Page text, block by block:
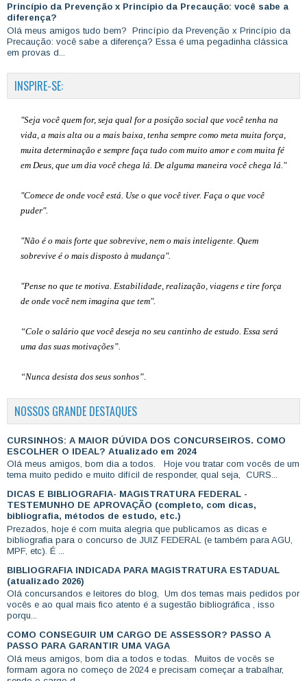
Princípio da Prevenção x Princípio da Precaução: você sabe a
diferença?
Olá meus amigos tudo bem? Princípio da Prevenção x Princípio da
Precaução: você sabe a diferença? Essa é uma pegadinha clássica
em provas d...
INSPIRE-SE:
"Seja você quem for, seja qual for a posição social que você tenha na
vida, a mais alta ou a mais baixa, tenha sempre como meta muita força,
muita determinação e sempre faça tudo com muito amor e com muita fé
em Deus, que um dia você chega lá. De alguma maneira você chega lá."
"Comece de onde você está. Use o que você tiver. Faça o que você
puder".
"Não é o mais forte que sobrevive, nem o mais inteligente. Quem
sobrevive é o mais disposto à mudança".
"Pense no que te motiva. Estabilidade, realização, viagens e tire força
de onde você nem imagina que tem".
“Cole o salário que você deseja no seu cantinho de estudo. Essa será
uma das suas motivações”
“Nunca desista dos seus sonhos”.
NOSSOS GRANDE DESTAQUES
CURSINHOS: A MAIOR DÚVIDA DOS CONCURSEIROS. COMO
ESCOLHER O IDEAL? Atualizado em 2024
Olá meus amigos, bom dia a todos. Hoje vou tratar com vocês de um
tema muito pedido e muito difícil de responder, qual seja, CURS...
DICAS E BIBLIOGRAFIA- MAGISTRATURA FEDERAL -
TESTEMUNHO DE APROVAÇÃO (completo, com dicas,
bibliografia, métodos de estudo, etc.)
Prezados, hoje é com muita alegria que publicamos as dicas e
bibliografia para o concurso de JUIZ FEDERAL (e também para AGU,
MPF, etc). É ...
BIBLIOGRAFIA INDICADA PARA MAGISTRATURA ESTADUAL
(atualizado 2026)
Olá concursandos e leitores do blog, Um dos temas mais pedidos por
vocês e ao qual mais fico atento é a sugestão bibliográfica , isso
porqu...
COMO CONSEGUIR UM CARGO DE ASSESSOR? PASSO A
PASSO PARA GARANTIR UMA VAGA
Olá meus amigos, bom dia a todos e todas. Muitos de vocês se
formam agora no começo de 2024 e precisam começar a trabalhar,